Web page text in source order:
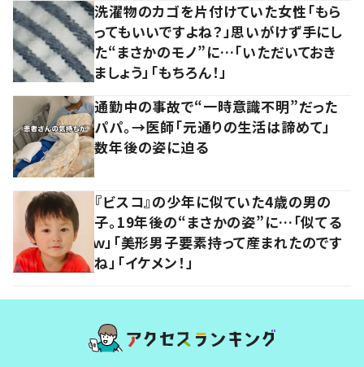
洗濯物のカゴを片付けていた女性「もら
ってもいいですよね？」思いがけず手にし
た“まさかのモノ”に…「いただいておき
ましょう」「もちろん！」
通勤中の事故で“一時意識不明”だった
パパ。→医師「元通りの生活は諦めて」
数年後の姿に迫る
『ビスコ』の少年に似ていた4歳の男の
子。19年後の“まさかの姿”に…「似てる
ｗ」「美形男子要素持って産まれたのです
ね」「イケメン！」